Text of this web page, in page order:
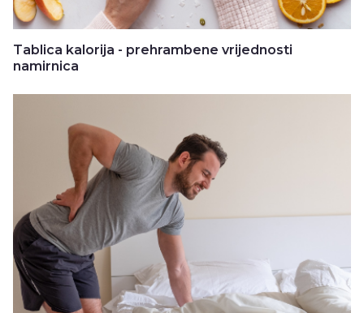
Tablica kalorija - prehrambene vrijednosti
namirnica